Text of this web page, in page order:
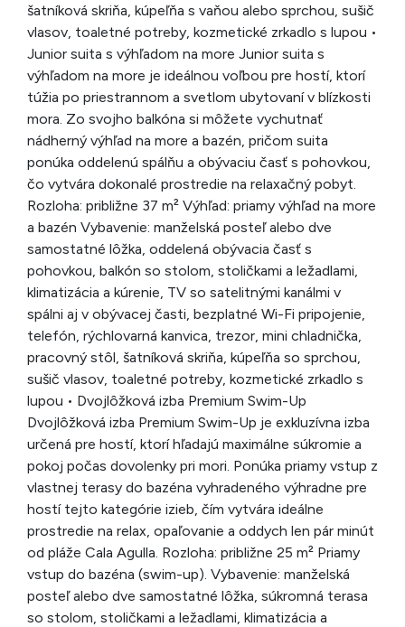
šatníková skriňa, kúpeľňa s vaňou alebo sprchou, sušič
vlasov, toaletné potreby, kozmetické zrkadlo s lupou •
Junior suita s výhľadom na more Junior suita s
výhľadom na more je ideálnou voľbou pre hostí, ktorí
túžia po priestrannom a svetlom ubytovaní v blízkosti
mora. Zo svojho balkóna si môžete vychutnať
nádherný výhľad na more a bazén, pričom suita
ponúka oddelenú spálňu a obývaciu časť s pohovkou,
čo vytvára dokonalé prostredie na relaxačný pobyt.
Rozloha: približne 37 m² Výhľad: priamy výhľad na more
a bazén Vybavenie: manželská posteľ alebo dve
samostatné lôžka, oddelená obývacia časť s
pohovkou, balkón so stolom, stoličkami a ležadlami,
klimatizácia a kúrenie, TV so satelitnými kanálmi v
spálni aj v obývacej časti, bezplatné Wi-Fi pripojenie,
telefón, rýchlovarná kanvica, trezor, mini chladnička,
pracovný stôl, šatníková skriňa, kúpeľňa so sprchou,
sušič vlasov, toaletné potreby, kozmetické zrkadlo s
lupou • Dvojlôžková izba Premium Swim-Up
Dvojlôžková izba Premium Swim-Up je exkluzívna izba
určená pre hostí, ktorí hľadajú maximálne súkromie a
pokoj počas dovolenky pri mori. Ponúka priamy vstup z
vlastnej terasy do bazéna vyhradeného výhradne pre
hostí tejto kategórie izieb, čím vytvára ideálne
prostredie na relax, opaľovanie a oddych len pár minút
od pláže Cala Agulla. Rozloha: približne 25 m² Priamy
vstup do bazéna (swim-up). Vybavenie: manželská
posteľ alebo dve samostatné lôžka, súkromná terasa
so stolom, stoličkami a ležadlami, klimatizácia a